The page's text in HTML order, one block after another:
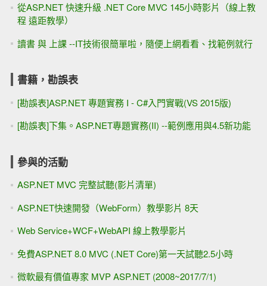
從ASP.NET 快速升級 .NET Core MVC 145小時影片（線上教
程 遠距教學）
讀書 與 上課 --IT技術很簡單啦，隨便上網看看、找範例就行
書籍，勘誤表
[勘誤表]ASP.NET 專題實務 I - C#入門實戰(VS 2015版)
[勘誤表]下集。ASP.NET專題實務(II) --範例應用與4.5新功能
參與的活動
ASP.NET MVC 完整試聽(影片清單)
ASP.NET快速開發（WebForm）教學影片 8天
Web Service+WCF+WebAPI 線上教學影片
免費ASP.NET 8.0 MVC (.NET Core)第一天試聽2.5小時
微軟最有價值專家 MVP ASP.NET (2008~2017/7/1)